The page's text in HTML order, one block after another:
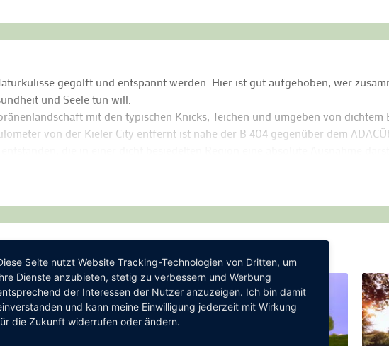
gegolft und entspannt werden. Hier ist gut aufgehoben, wer
und Seele tun will.
mit den typischen Knicks, Teichen und umgeben von dichtem
von der Kieler City entfernt ist nahe der B 404 gegenüber dem
und man kann sich über seine Erlebnisse auf dem Golfplatz oder Gott und
jedes zweite Wochenende samstags und sonntags von 14 bis 17 Uhr
trainiert werden. Vor, während und nach dem Kurs haben die angehenden
Welt zu stellen. Für den Kurs kann sich unkompliziert telefonisch im
des Clubs nutzen und GolfUnterricht bei den sehr erfahrenen
Seite nutzt Website Tracking-Technologien von Dritten, um
Dienste anzubieten, stetig zu verbessern und Werbung
der Interessen der Nutzer anzuzeigen. Ich bin damit
und kann meine Einwilligung jederzeit mit Wirkung
die Zukunft widerrufen oder ändern.